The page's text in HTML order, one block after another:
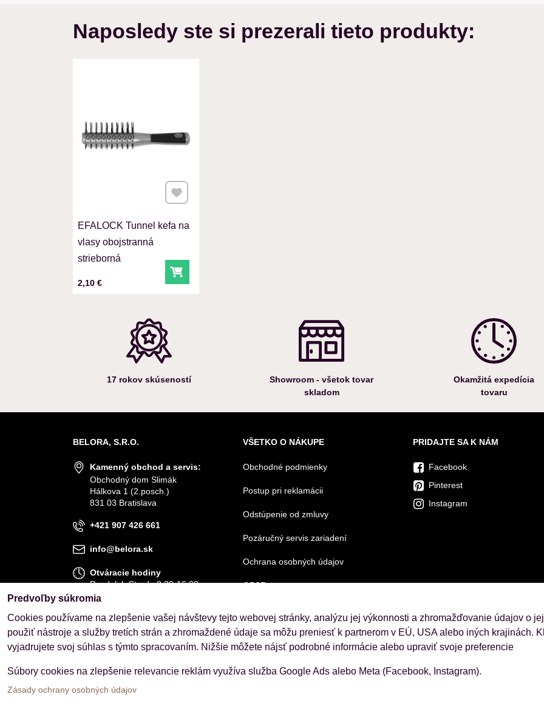
Naposledy ste si prezerali tieto produkty:
EFALOCK Tunnel kefa na
vlasy obojstranná
strieborná
Cena s DPH
2,10 € Do košíka
Pridať k Obľúbeným
17 rokov skúseností
Showroom - všetok tovar
skladom
Okamžitá expedícia
tovaru
BELORA, S.R.O.
Kamenný obchod a servis:
Obchodný dom Slimák
Hálkova 1 (2.posch.)
831 03 Bratislava
+421 907 426 661
info@belora.sk
Otváracie hodiny
Pondelok-Streda 8.30-16.00
Štvrtok-Piatok 8.30-15.00
OBJEDNÁVKY
Stav objednávky
VŠETKO O NÁKUPE
Obchodné podmienky
Postup pri reklamácii
Odstúpenie od zmluvy
Pozáručný servis zariadení
Ochrana osobných údajov
GPSR
PRIDAJTE SA K NÁM
Facebook
Pinterest
Instagram
Predvoľby súkromia
Cookies používame na zlepšenie vašej návštevy tejto webovej stránky, analýzu jej výkonnosti a zhromažďovanie údajov o
použiť nástroje a služby tretích strán a zhromaždené údaje sa môžu preniesť k partnerom v EÚ, USA alebo iných krajinách.
vyjadrujete svoj súhlas s týmto spracovaním. Nižšie môžete nájsť podrobné informácie alebo upraviť svoje preferencie
Súbory cookies na zlepšenie relevancie reklám využíva služba Google Ads alebo Meta (Facebook, Instagram).
Zásady ochrany osobných údajov